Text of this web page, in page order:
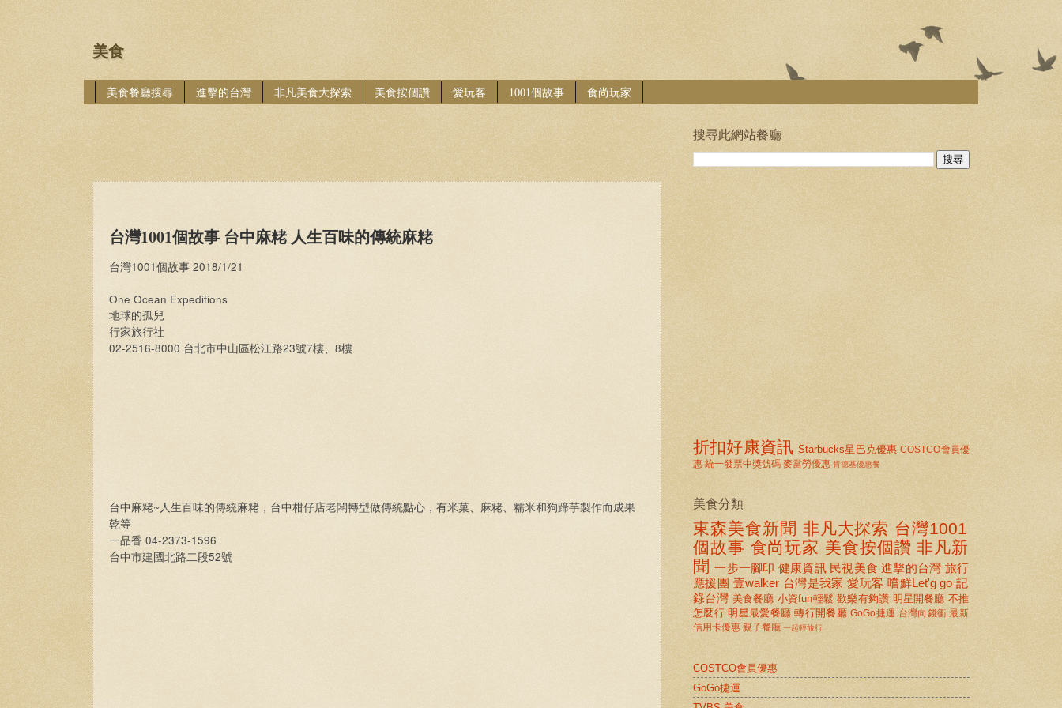
美食
美食餐廳搜尋 進擊的台灣 非凡美食大探索 美食按個讚 愛玩客 1001個故事 食尚玩家
台灣1001個故事 台中麻粩 人生百味的傳統麻粩
台灣1001個故事 2018/1/21
One Ocean Expeditions
地球的孤兒
行家旅行社
02-2516-8000 台北市中山區松江路23號7樓、 8樓
台中麻粩~ 人生百味的傳統麻粩，台中柑仔店老闆轉型做傳統點心，有米菓、麻粩、糯米和狗蹄芋製作而成果
乾等
一品香 04-2373-1596
台中市建國北路二段52號
搜尋此網站餐廳
折扣好康資訊 Starbucks星巴克優惠 COSTCO會員優
惠 統一發票中獎號碼 麥當勞優惠 肯德基優惠餐
美食分類
東森美食新聞 非凡大探索 台灣1001
個故事 食尚玩家 美食按個讚 非凡新
聞 一步一腳印 健康資訊 民視美食 進擊的台灣 旅行
應援團 壹walker 台灣是我家 愛玩客 嚐鮮Let'g go 記
錄台灣 美食餐廳 小資fun輕鬆 歡樂有夠讚 明星開餐廳 不推
怎麼行 明星最愛餐廳 轉行開餐廳 GoGo捷運 台灣向錢衝 最新
信用卡優惠 親子餐廳 一起輕旅行
COSTCO會員優惠
GoGo捷運